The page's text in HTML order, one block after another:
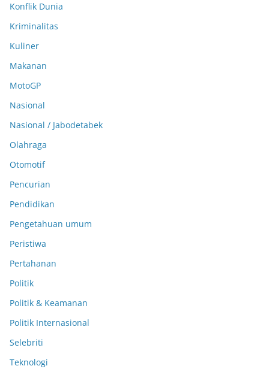
Konflik Dunia
Kriminalitas
Kuliner
Makanan
MotoGP
Nasional
Nasional / Jabodetabek
Olahraga
Otomotif
Pencurian
Pendidikan
Pengetahuan umum
Peristiwa
Pertahanan
Politik
Politik & Keamanan
Politik Internasional
Selebriti
Teknologi